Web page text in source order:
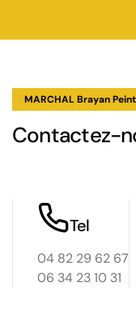
MARCHAL Brayan
Contactez-
Tel
04 82 29 62 67
06 34 23 10 31